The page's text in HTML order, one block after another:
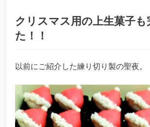
クリスマス用の上生菓子も
た！！
以前にご紹介した練り切り製の聖夜。